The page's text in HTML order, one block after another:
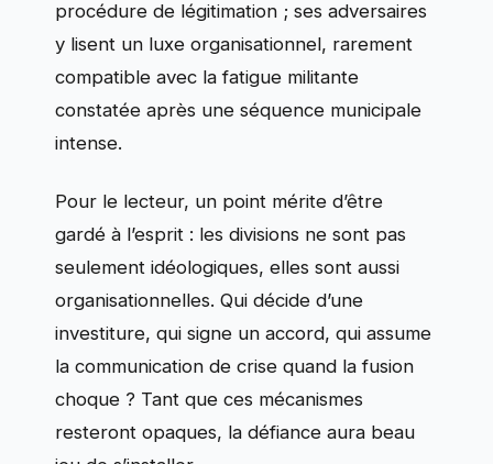
procédure de légitimation ; ses adversaires
y lisent un luxe organisationnel, rarement
compatible avec la fatigue militante
constatée après une séquence municipale
intense.
Pour le lecteur, un point mérite d’être
gardé à l’esprit : les divisions ne sont pas
seulement idéologiques, elles sont aussi
organisationnelles. Qui décide d’une
investiture, qui signe un accord, qui assume
la communication de crise quand la fusion
choque ? Tant que ces mécanismes
resteront opaques, la défiance aura beau